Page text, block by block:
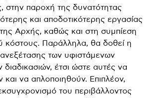
στην παροχή της δυνατότητας
και αποδοτικότερης εργασίας
Αρχής, καθώς και στη συμπίεση
κόστους. Παράλληλα, θα δοθεί η
των υφιστάμενων
διαδικασιών, έτσι ώστε αυτές να
να απλοποιηθούν. Επιπλέον,
του περιβάλλοντος